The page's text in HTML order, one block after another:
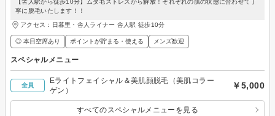
寧に脱毛いたします！！
アクセス：日暮里・舎人ライナー 舎人駅 徒歩10分
◎ 本日空席あり ポイントが貯まる・使える メンズ歓迎
スペシャルメニュー
全員
Eライトフェイシャル＆美肌顔脱毛（美肌コラー
ゲン）
￥5,000
すべてのスペシャルメニューを見る